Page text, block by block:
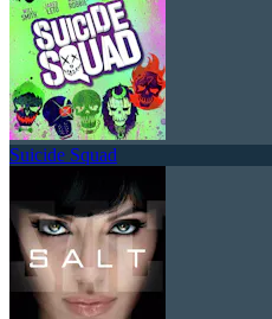
Suicide Squad